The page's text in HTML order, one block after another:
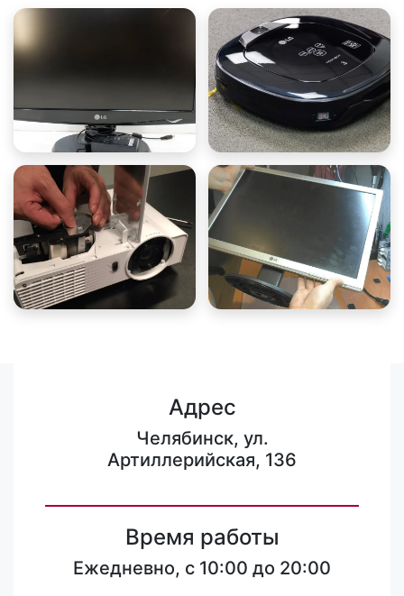
Адрес
Челябинск, ул.
Артиллерийская, 136
Время работы
Ежедневно, с 10:00 до 20:00